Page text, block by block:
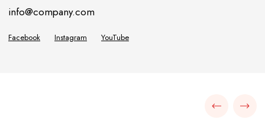
info@company.com
Facebook Instagram YouTube